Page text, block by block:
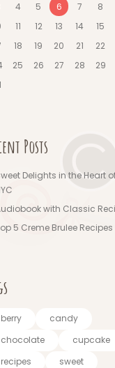
4 5 6 7 8
11 12 13 14 15
18 19 20 21 22
25 26 27 28 29
Posts
Delights in the Heart
with Classic
5 Creme Brulee Recipes
berry
candy
chocolate
cupcake
recipes
sweet